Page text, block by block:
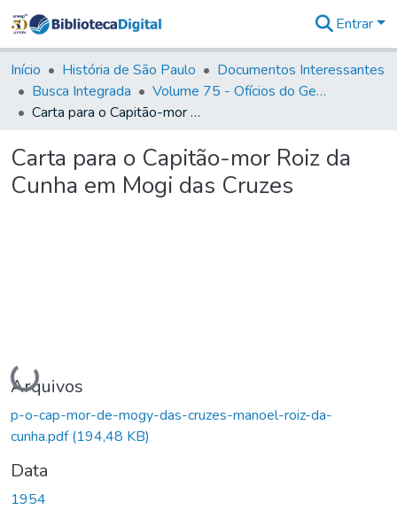
&
Coleções
Tudo na
Biblioteca
Estatísticas
Entrar
Início História de São Paulo
Documentos Interessantes
Busca Integrada
Volume 75 - Ofícios do General Martim Lopes Lobo de Saldanha (Governador da Capitania): 1776-1777
Carta para o Capitão-mor Roiz da Cunha em Mogi das Cruzes
Carta para o Capitão-mor Roiz da
Cunha em Mogi das Cruzes
Carregando...
Arquivos
p-o-cap-mor-de-mogy-das-cruzes-manoel-roiz-da-
cunha.pdf(194,48 KB)
Data
1954